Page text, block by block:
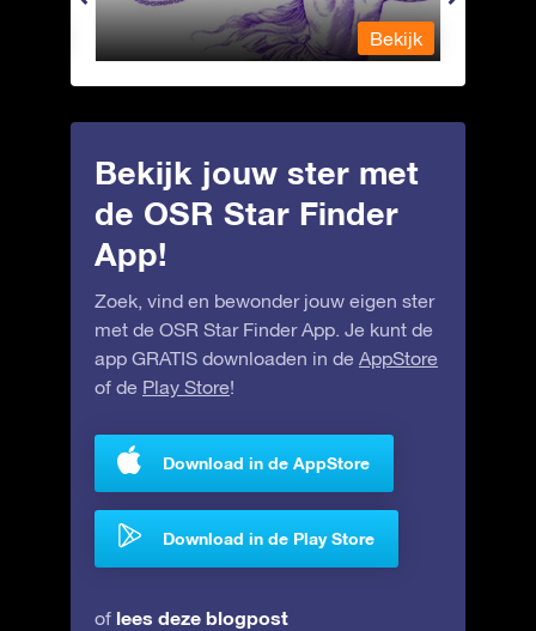
Bekijk
Bekijk jouw ster met
de OSR Star Finder
App!
Zoek, vind en bewonder jouw eigen ster
met de OSR Star Finder App. Je kunt de
app GRATIS downloaden in de AppStore
of de Play Store!
Download in de AppStore
Download in de Play Store
of lees deze blogpost